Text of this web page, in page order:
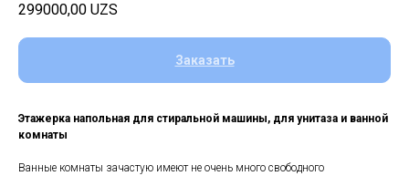
299000,00 UZS
Заказать
Этажерка напольная для стиральной машины, для унитаза и ванной
комнаты
Ванные комнаты зачастую имеют не очень много свободного